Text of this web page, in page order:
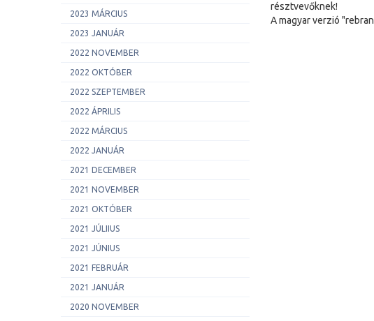
2023 MÁRCIUS
2023 JANUÁR
2022 NOVEMBER
2022 OKTÓBER
2022 SZEPTEMBER
2022 ÁPRILIS
2022 MÁRCIUS
2022 JANUÁR
2021 DECEMBER
2021 NOVEMBER
2021 OKTÓBER
2021 JÚLIIUS
2021 JÚNIUS
2021 FEBRUÁR
2021 JANUÁR
2020 NOVEMBER
résztvevőknek!
A magyar verzió